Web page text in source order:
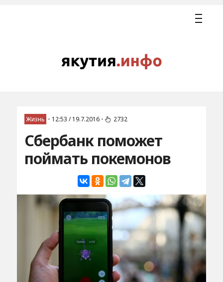
Жизнь • 12:53 / 19.7.2016 • 2732
Сбербанк поможет
поймать покемонов